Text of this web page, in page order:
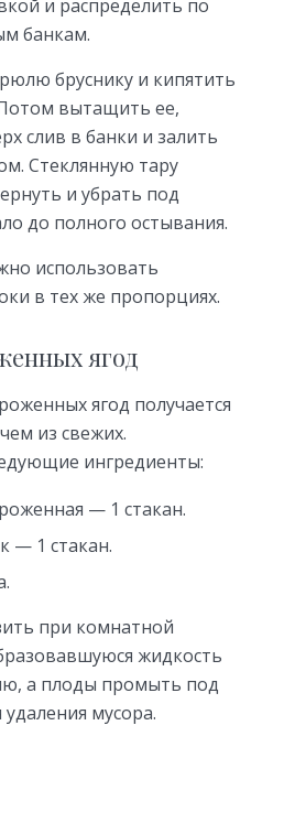
и распределить по
банкам.
бруснику и кипятить
вытащить ее,
слив в банки и залить
Стеклянную тару
и убрать под
до полного остывания.
использовать
в тех же пропорциях.
ягод
ягод получается
из свежих.
ингредиенты:
— 1 стакан.
— 1 стакан.
при комнатной
жидкость
а плоды промыть под
мусора.